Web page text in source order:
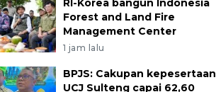
RI-Korea bangun Indonesia
Forest and Land Fire
Management Center
1 jam lalu
BPJS: Cakupan kepesertaan
UCJ Sulteng capai 62,60